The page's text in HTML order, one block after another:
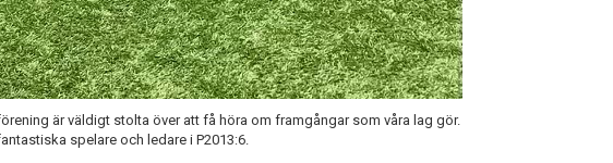
är väldigt stolta över att få höra om framgångar som våra lag gör.
spelare och ledare i P2013:6.